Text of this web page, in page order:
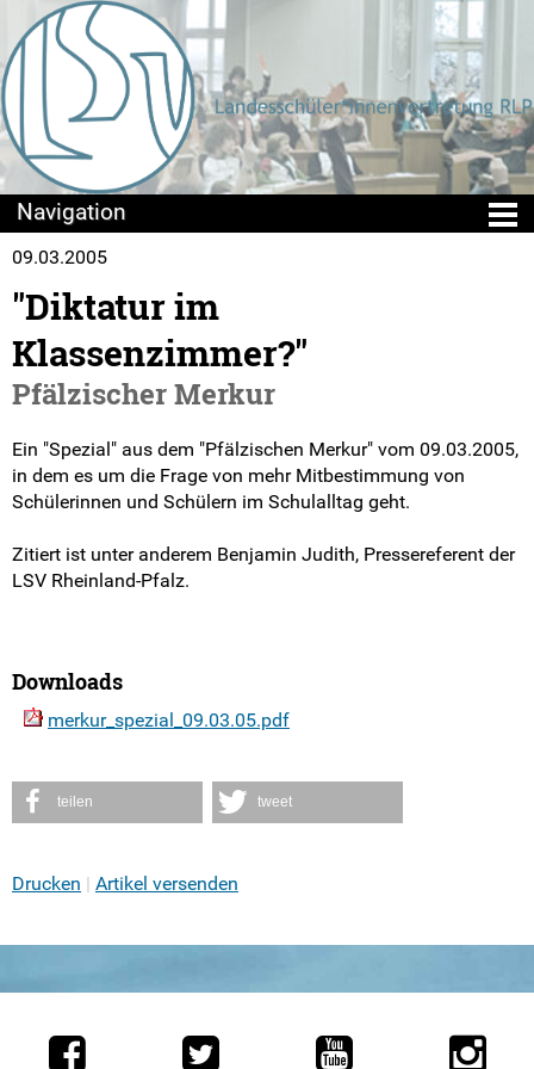
Die LSV
Positionen & Lesestoff
Beschlusslage
Stellungnahmen
Publikationen
Pressemitteilungen
Mach mit!
SV-Arbeit vor Ort
Du hast Recht(e)
Termine
09.03.2005
"Diktatur im
Klassenzimmer?"
Pfälzischer Merkur
Ein "Spezial" aus dem "Pfälzischen Merkur" vom 09.03.2005,
in dem es um die Frage von mehr Mitbestimmung von
Schülerinnen und Schülern im Schulalltag geht.
Zitiert ist unter anderem Benjamin Judith, Pressereferent der
LSV Rheinland-Pfalz.
Downloads
merkur_spezial_09.03.05.pdf
teilen tweet
Drucken Artikel versenden